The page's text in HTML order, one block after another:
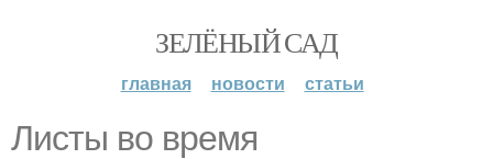
ЗЕЛЁНЫЙ САД
главная новости статьи
Листы во время